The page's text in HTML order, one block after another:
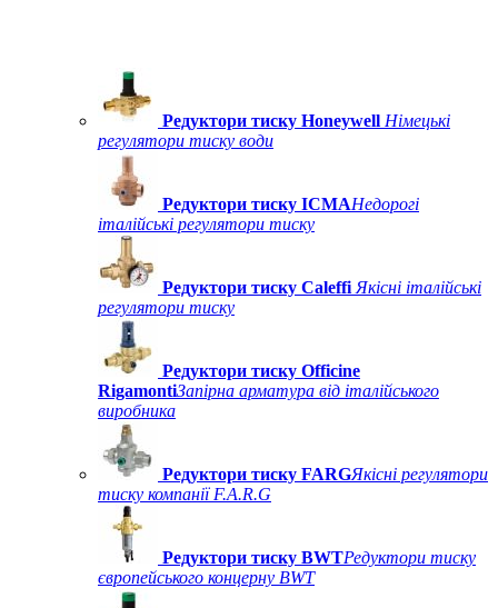
Редуктори тиску Honeywell Німецькі
регулятори тиску води
Редуктори тиску ICMAНедорогі
італійські регулятори тиску
Редуктори тиску Caleffi Якісні італійські
регулятори тиску
Редуктори тиску Officine
RigamontiЗапірна арматура від італійського
виробника
Редуктори тиску FARGЯкісні регулятори
тиску компанії F.A.R.G
Редуктори тиску BWTРедуктори тиску
європейського концерну BWT